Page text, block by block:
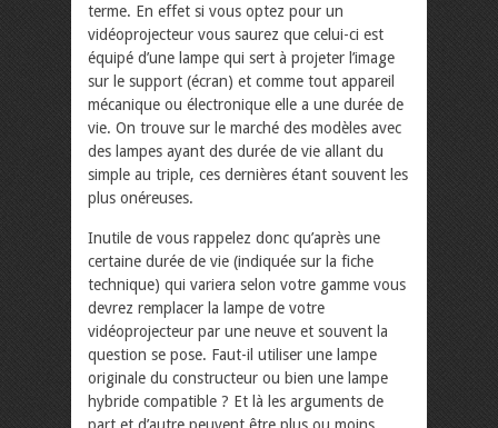
terme. En effet si vous optez pour un
vidéoprojecteur vous saurez que celui-ci est
équipé d’une lampe qui sert à projeter l’image
sur le support (écran) et comme tout appareil
mécanique ou électronique elle a une durée de
vie. On trouve sur le marché des modèles avec
des lampes ayant des durée de vie allant du
simple au triple, ces dernières étant souvent les
plus onéreuses.
Inutile de vous rappelez donc qu’après une
certaine durée de vie (indiquée sur la fiche
technique) qui variera selon votre gamme vous
devrez remplacer la lampe de votre
vidéoprojecteur par une neuve et souvent la
question se pose. Faut-il utiliser une lampe
originale du constructeur ou bien une lampe
hybride compatible ? Et là les arguments de
part et d’autre peuvent être plus ou moins